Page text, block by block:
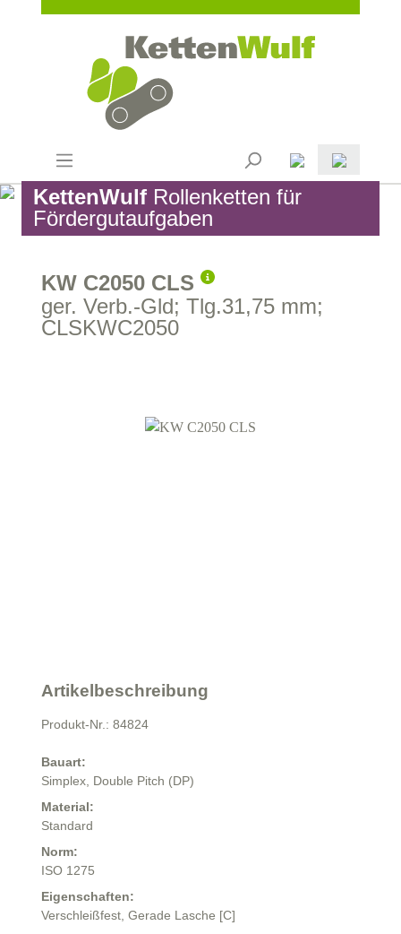
KettenWulfRollenketten für
Fördergutaufgaben
KW C2050 CLS
ger. Verb.-Gld; Tlg.31,75 mm;
CLSKWC2050
Artikelbeschreibung
Produkt-Nr.: 84824
Bauart:
Simplex, Double Pitch (DP)
Material:
Standard
Norm:
ISO 1275
Eigenschaften:
Verschleißfest, Gerade Lasche [C]